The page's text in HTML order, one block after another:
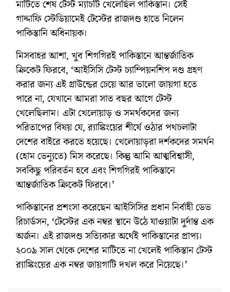
মাটিতে শেষ টেস্ট ম্যাচটি খেলেছিল পাকিস্তান। সেই
গাদ্দাফি স্টেডিয়ামেই টেস্টের রাজদণ্ড হাতে নিলেন
পাকিস্তানি অধিনায়ক।
মিসবাহর আশা, খুব শিগগিরই পাকিস্তানে আন্তর্জাতিক
ক্রিকেট ফিরবে, ‘আইসিসি টেস্ট চ্যাম্পিয়নশিপ দণ্ড গ্রহণ
করার জন্য এই গ্রাউন্ডের চেয়ে আর ভালো জায়গা হতে
পারে না, যেখানে আমরা সাত বছর আগে টেস্ট
খেলেছিলাম। এটা খেলোয়াড় ও সমর্থকদের জন্য
পরিতাপের বিষয় যে, র‌্যাঙ্কিংয়ের শীর্ষে ওঠার পথচলাটা
দেশের বাইরে করতে হয়েছে। খেলোয়াড়রা দর্শকদের সমর্থন
(হোম ভেন্যুতে) মিস করেছে। কিন্তু আমি আত্মবিশ্বাসী,
সবকিছু পরিবর্তন হবে এবং শিগগিরই পাকিস্তানে
আন্তর্জাতিক ক্রিকেট ফিরবে।’
পাকিস্তানের প্রশংসা করেছেন আইসিসির প্রধান নির্বাহী ডেভ
রিচার্ডসন, ‘টেস্টের এক নম্বর স্থানে উঠে যাওয়াটা দুর্দান্ত এক
অর্জন। এই রাজদণ্ড সত্যিকার অর্থেই পাকিস্তানের প্রাপ্য।
২০০৯ সাল থেকে দেশের মাটিতে না খেলেই পাকিস্তান টেস্ট
র‌্যাঙ্কিংয়ের এক নম্বর জায়গাটি দখল করে নিয়েছে।’